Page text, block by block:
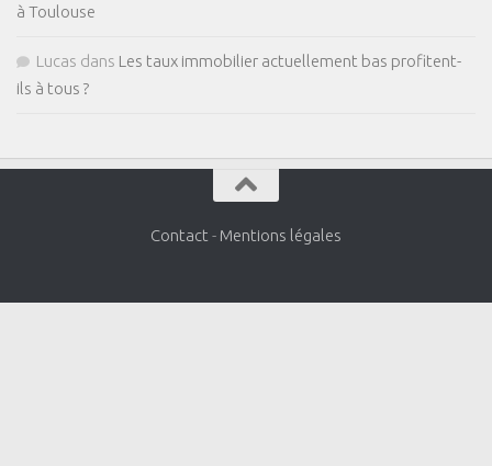
à Toulouse
Lucas dans Les taux immobilier actuellement bas profitent-
ils à tous ?
Contact - Mentions légales